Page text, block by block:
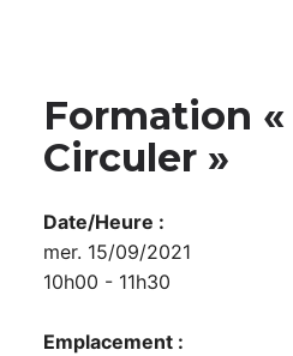
Formation «
Circuler »
Date/Heure :
mer. 15/09/2021
10h00 - 11h30
Emplacement :